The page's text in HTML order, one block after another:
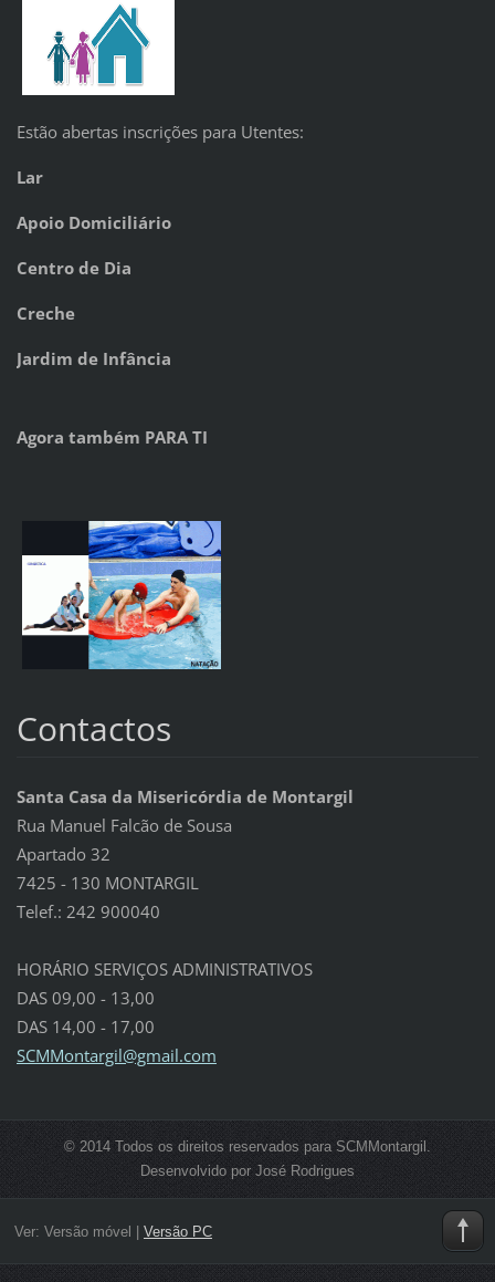
Estão abertas inscrições para Utentes:
Lar
Apoio Domiciliário
Centro de Dia
Creche
Jardim de Infância
Agora também PARA TI
Contactos
Santa Casa da Misericórdia de Montargil
Rua Manuel Falcão de Sousa
Apartado 32
7425 - 130 MONTARGIL
Telef.: 242 900040
HORÁRIO SERVIÇOS ADMINISTRATIVOS
DAS 09,00 - 13,00
DAS 14,00 - 17,00
SCMMontargil@gmail.com
© 2014 Todos os direitos reservados para SCMMontargil.
Desenvolvido por José Rodrigues
Ver: Versão móvel Versão PC